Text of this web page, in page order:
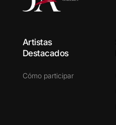
Artistas
Destacados
Cómo participar